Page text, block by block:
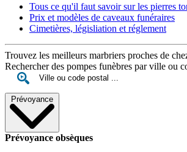
Tous ce qu'il faut savoir sur les pierres
Prix et modèles de caveaux funéraires
Cimetières, législiation et réglement
Trouvez les meilleurs marbriers proches de
Rechercher des pompes funèbres par ville ou
Prévoyance
Prévoyance obsèques